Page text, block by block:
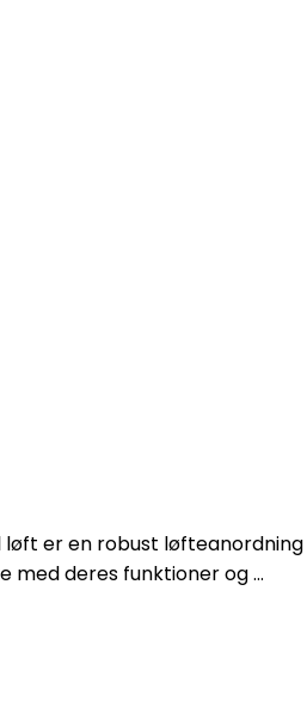
er en robust
med deres funktioner og ...